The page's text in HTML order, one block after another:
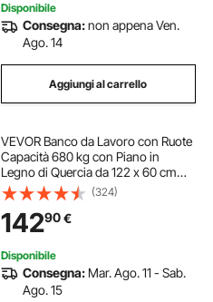
Disponibile
Consegna:non appena Ven.
Ago. 14
Aggiungi al carrello
VEVOR Banco da Lavoro con Ruote
Capacità 680 kg con Piano in
Legno di Quercia da 122 x 60 cm
con Regolazione dell'Altezza da
72,5 a 107,5 cm, Tavolo da Lavoro
in Legno Massello Resistente per
Garage
(324)
14290€
Disponibile
Consegna: Mar. Ago. 11 - Sab.
Ago. 15